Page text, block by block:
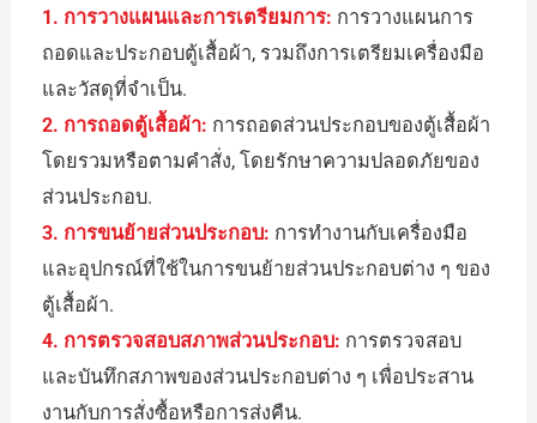
1. การวางแผนและการเตรียมการ: การวางแผนการ
ถอดและประกอบตู้เสื้อผ้า, รวมถึงการเตรียมเครื่องมือ
และวัสดุที่จำเป็น.
2. การถอดตู้เสื้อผ้า: การถอดส่วนประกอบของตู้เสื้อผ้า
โดยรวมหรือตามคำสั่ง, โดยรักษาความปลอดภัยของ
ส่วนประกอบ.
3. การขนย้ายส่วนประกอบ: การทำงานกับเครื่องมือ
และอุปกรณ์ที่ใช้ในการขนย้ายส่วนประกอบต่าง ๆ ของ
ตู้เสื้อผ้า.
4. การตรวจสอบสภาพส่วนประกอบ: การตรวจสอบ
และบันทึกสภาพของส่วนประกอบต่าง ๆ เพื่อประสาน
งานกับการสั่งซื้อหรือการส่งคืน.